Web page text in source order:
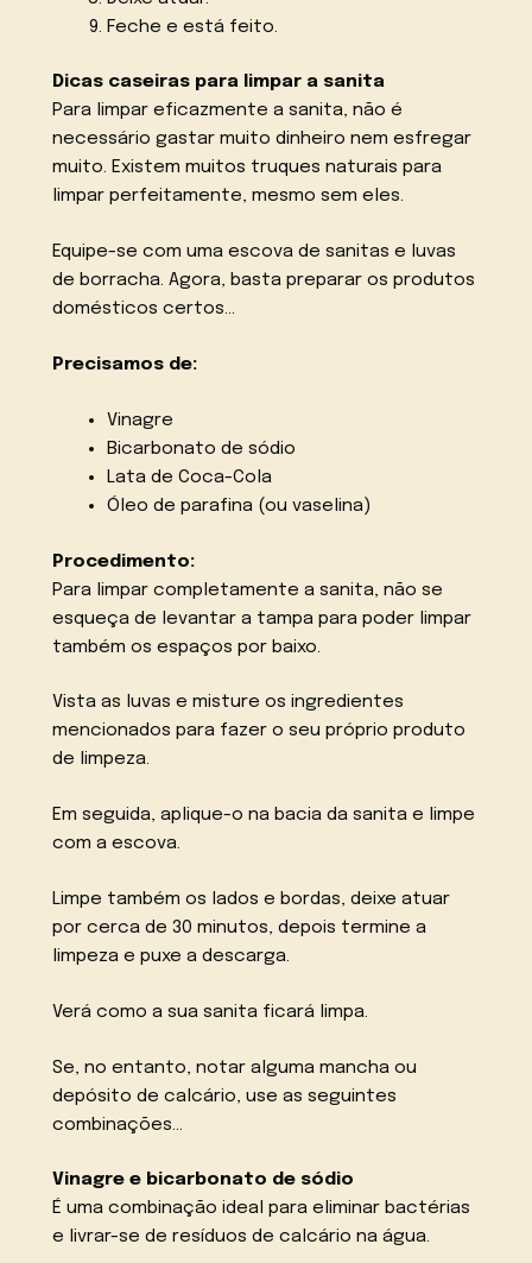
Feche e está feito.
Dicas caseiras para limpar a sanita
Para limpar eficazmente a sanita, não é
necessário gastar muito dinheiro nem esfregar
muito. Existem muitos truques naturais para
limpar perfeitamente, mesmo sem eles.
Equipe-se com uma escova de sanitas e luvas
de borracha. Agora, basta preparar os produtos
domésticos certos…
Precisamos de:
Vinagre
Bicarbonato de sódio
Lata de Coca-Cola
Óleo de parafina (ou vaselina)
Procedimento:
Para limpar completamente a sanita, não se
esqueça de levantar a tampa para poder limpar
também os espaços por baixo.
Vista as luvas e misture os ingredientes
mencionados para fazer o seu próprio produto
de limpeza.
Em seguida, aplique-o na bacia da sanita e limpe
com a escova.
Limpe também os lados e bordas, deixe atuar
por cerca de 30 minutos, depois termine a
limpeza e puxe a descarga.
Verá como a sua sanita ficará limpa.
Se, no entanto, notar alguma mancha ou
depósito de calcário, use as seguintes
combinações…
Vinagre e bicarbonato de sódio
É uma combinação ideal para eliminar bactérias
e livrar-se de resíduos de calcário na água.